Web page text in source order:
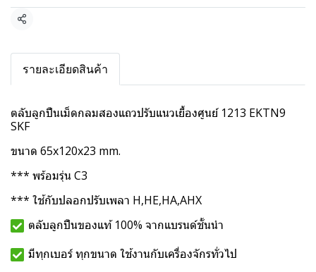
แชร์
รายละเอียดสินค้า
ตลับลูกปืนเม็ดกลมสองแถวปรับแนวเยื้องศูนย์ 1213 EKTN9
SKF
ขนาด 65x120x23 mm.
*** พร้อมรุ่น C3
*** ใช้กับปลอกปรับเพลา H,HE,HA,AHX
ตลับลูกปืนของแท้ 100% จากแบรนด์ชั้นนำ
มีทุกเบอร์ ทุกขนาด ใช้งานกับเครื่องจักรทั่วไป